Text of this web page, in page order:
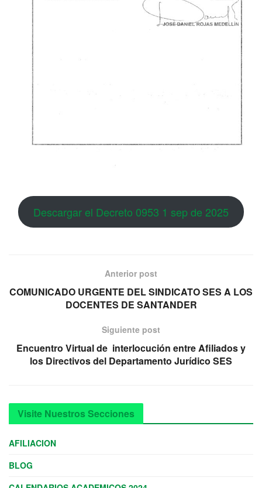
Descargar el Decreto 0953 1 sep de 2025
Anterior post
COMUNICADO URGENTE DEL SINDICATO SES A LOS
DOCENTES DE SANTANDER
Siguiente post
Encuentro Virtual de interlocución entre Afiliados y
los Directivos del Departamento Jurídico SES
Visite Nuestros Secciones
AFILIACION
BLOG